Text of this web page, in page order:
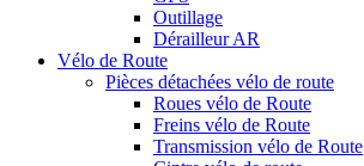
Outillage
Dérailleur AR
Vélo de Route
Pièces détachées vélo de route
Roues vélo de Route
Freins vélo de Route
Transmission vélo de Route